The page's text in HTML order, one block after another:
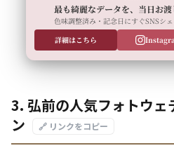
最も綺麗なデータを、当日お渡
色味調整済み・記念日にすぐSNSシ
詳細はこちら
3. 弘前の人気フォトウェ
ン
🔗 リンクをコピー